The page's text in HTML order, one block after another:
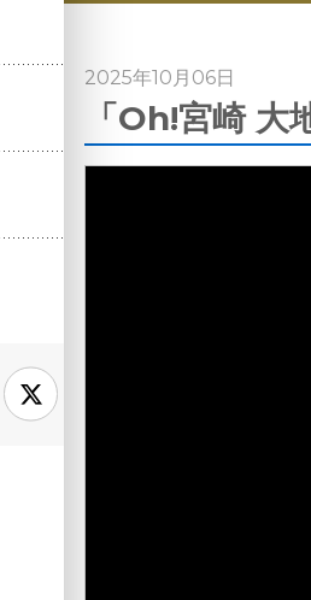
2025年10月06日
「Oh!宮崎 大